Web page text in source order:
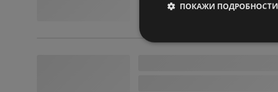
ПОКАЖИ ПОДРОБНОСТИ